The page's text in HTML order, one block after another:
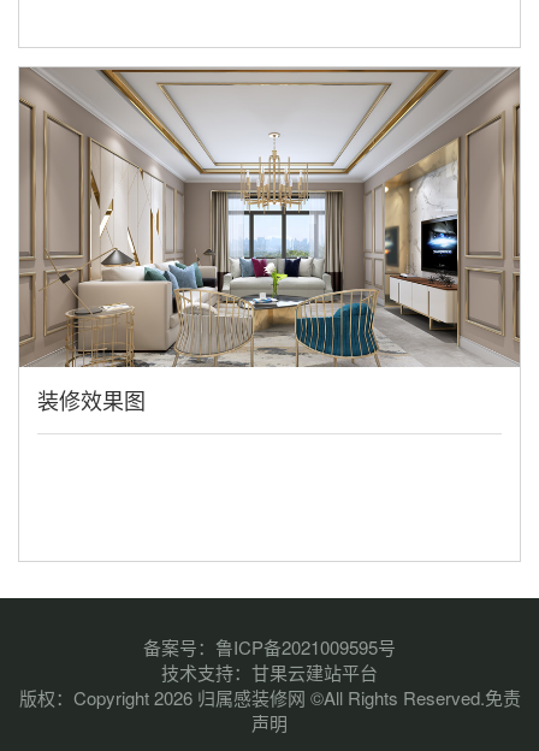
装修效果图
备案号： 鲁ICP备2021009595号
技术支持： 甘果云建站平台
版权：Copyright 2026 归属感装修网 ©All Rights Reserved.免责
声明